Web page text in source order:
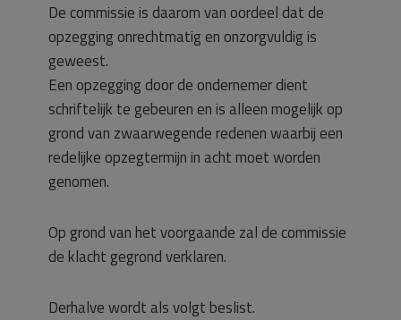
De commissie is daarom van oordeel dat de
opzegging onrechtmatig en onzorgvuldig is
geweest.
Een opzegging door de ondernemer dient
schriftelijk te gebeuren en is alleen mogelijk op
grond van zwaarwegende redenen waarbij een
redelijke opzegtermijn in acht moet worden
genomen.
Op grond van het voorgaande zal de commissie
de klacht gegrond verklaren.
Derhalve wordt als volgt beslist.